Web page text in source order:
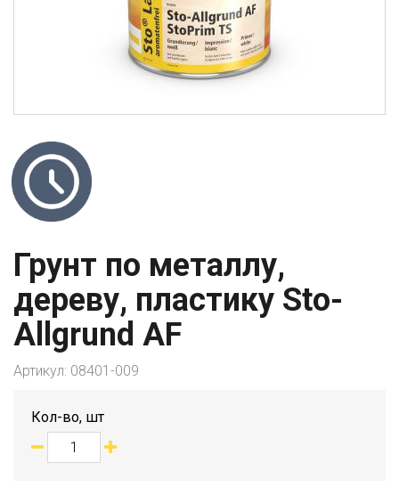
Грунт по металлу,
дереву, пластику Sto-
Allgrund AF
Артикул: 08401-009
Кол-во, шт